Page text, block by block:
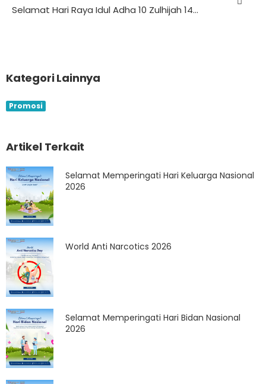
Selamat Hari Raya Idul Adha 10 Zulhijah 1447 H / 2026 M
Kategori Lainnya
Promosi
Artikel Terkait
Selamat Memperingati Hari Keluarga Nasional
2026
World Anti Narcotics 2026
Selamat Memperingati Hari Bidan Nasional
2026